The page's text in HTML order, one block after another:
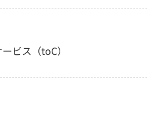
ビス（toC）